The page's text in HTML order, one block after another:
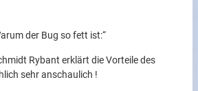
der Bug so fett ist:“
Rybant erklärt die Vorteile des
sehr anschaulich !